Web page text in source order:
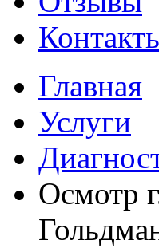
Главная
Услуги
Осмотр